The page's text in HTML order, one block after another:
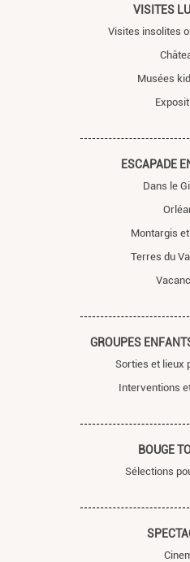
VISITES
Visites insolites
Musées
ESCAPADE
Dans le
Montargis
Terres du
GROUPES
Sorties et lieux
Interventions
BOUGE
Sélections